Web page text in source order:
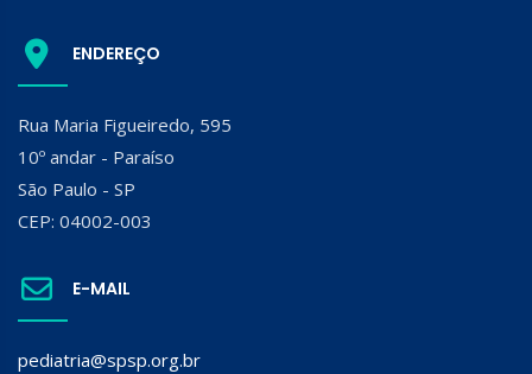
ENDEREÇO
Rua Maria Figueiredo, 595
10º andar - Paraíso
São Paulo - SP
CEP: 04002-003
E-MAIL
pediatria@spsp.org.br